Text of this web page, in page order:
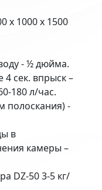
х 1000 х 1500
- ½ дюйма.
сек. впрыск –
180 л/час.
полоскания) -
в
камеры –
DZ-50 3-5 кг/